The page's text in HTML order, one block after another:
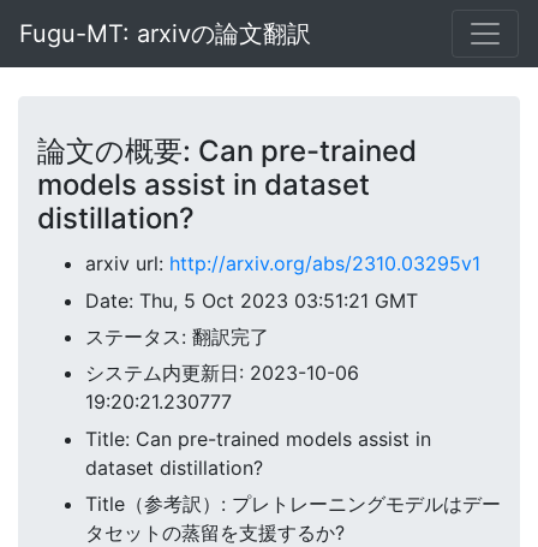
Fugu-MT: arxivの論文翻訳
論文の概要: Can pre-trained
models assist in dataset
distillation?
arxiv url: http://arxiv.org/abs/2310.03295v1
Date: Thu, 5 Oct 2023 03:51:21 GMT
ステータス: 翻訳完了
システム内更新日: 2023-10-06
19:20:21.230777
Title: Can pre-trained models assist in
dataset distillation?
Title（参考訳）: プレトレーニングモデルはデー
タセットの蒸留を支援するか?